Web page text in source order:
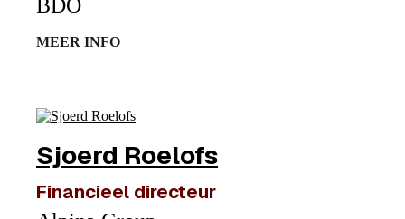
BDO
MEER INFO
Sjoerd Roelofs
Financieel directeur